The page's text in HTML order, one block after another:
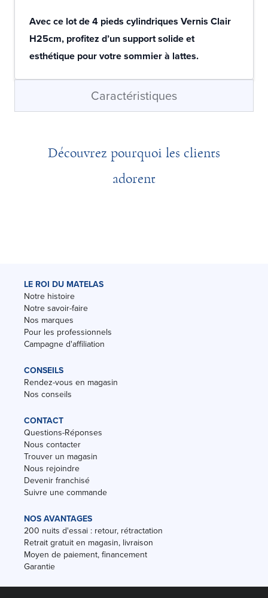
Avec ce lot de 4 pieds cylindriques Vernis Clair
H25cm, profitez d’un support solide et
esthétique pour votre sommier à lattes.
Caractéristiques
Découvrez pourquoi les clients
adorent
LE ROI DU MATELAS
Notre histoire
Notre savoir-faire
Nos marques
Pour les professionnels
Campagne d'affiliation
CONSEILS
Rendez-vous en magasin
Nos conseils
CONTACT
Questions-Réponses
Nous contacter
Trouver un magasin
Nous rejoindre
Devenir franchisé
Suivre une commande
NOS AVANTAGES
200 nuits d'essai : retour, rétractation
Retrait gratuit en magasin, livraison
Moyen de paiement, financement
Garantie